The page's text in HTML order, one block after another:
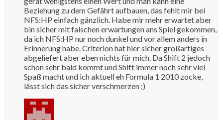
Beziehung zu dem Gefährt aufbauen, das fehlt mir bei
NFS:HP einfach gänzlich. Habe mir mehr erwartet aber
bin sicher mit falschen erwartungen ans Spiel gekommen,
da ich NFS:HP nur noch dunkel und vor allem anders in
Erinnerung habe. Criterion hat hier sicher großartiges
abgeliefert aber eben nichts für mich. Da Shift 2 jedoch
schon sehr bald kommt und Shift immer noch sehr viel
Spaß macht und ich aktuell eh Formula 1 2010 zocke,
lässt sich das sicher verschmerzen ;)